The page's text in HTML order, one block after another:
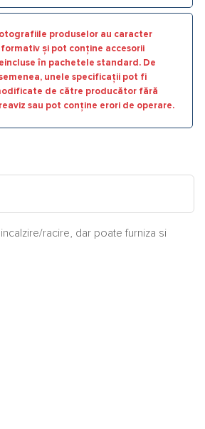
produselor au caracter
și pot conține accesorii
în pachetele standard. De
unele specificații pot fi
de către producător fără
sau pot conține erori de operare.
racire, dar poate furniza si